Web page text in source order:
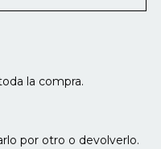
la compra.
por otro o devolverlo.